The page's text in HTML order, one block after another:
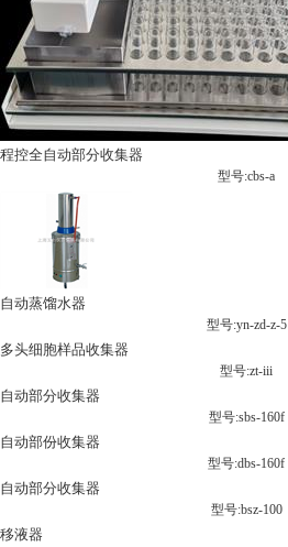
程控全自动部分收集器
型号:cbs-a
自动蒸馏水器
型号:yn-zd-z-5
多头细胞样品收集器
型号:zt-iii
自动部分收集器
型号:sbs-160f
自动部份收集器
型号:dbs-160f
自动部分收集器
型号:bsz-100
移液器